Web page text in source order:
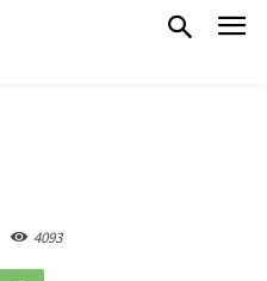
4093